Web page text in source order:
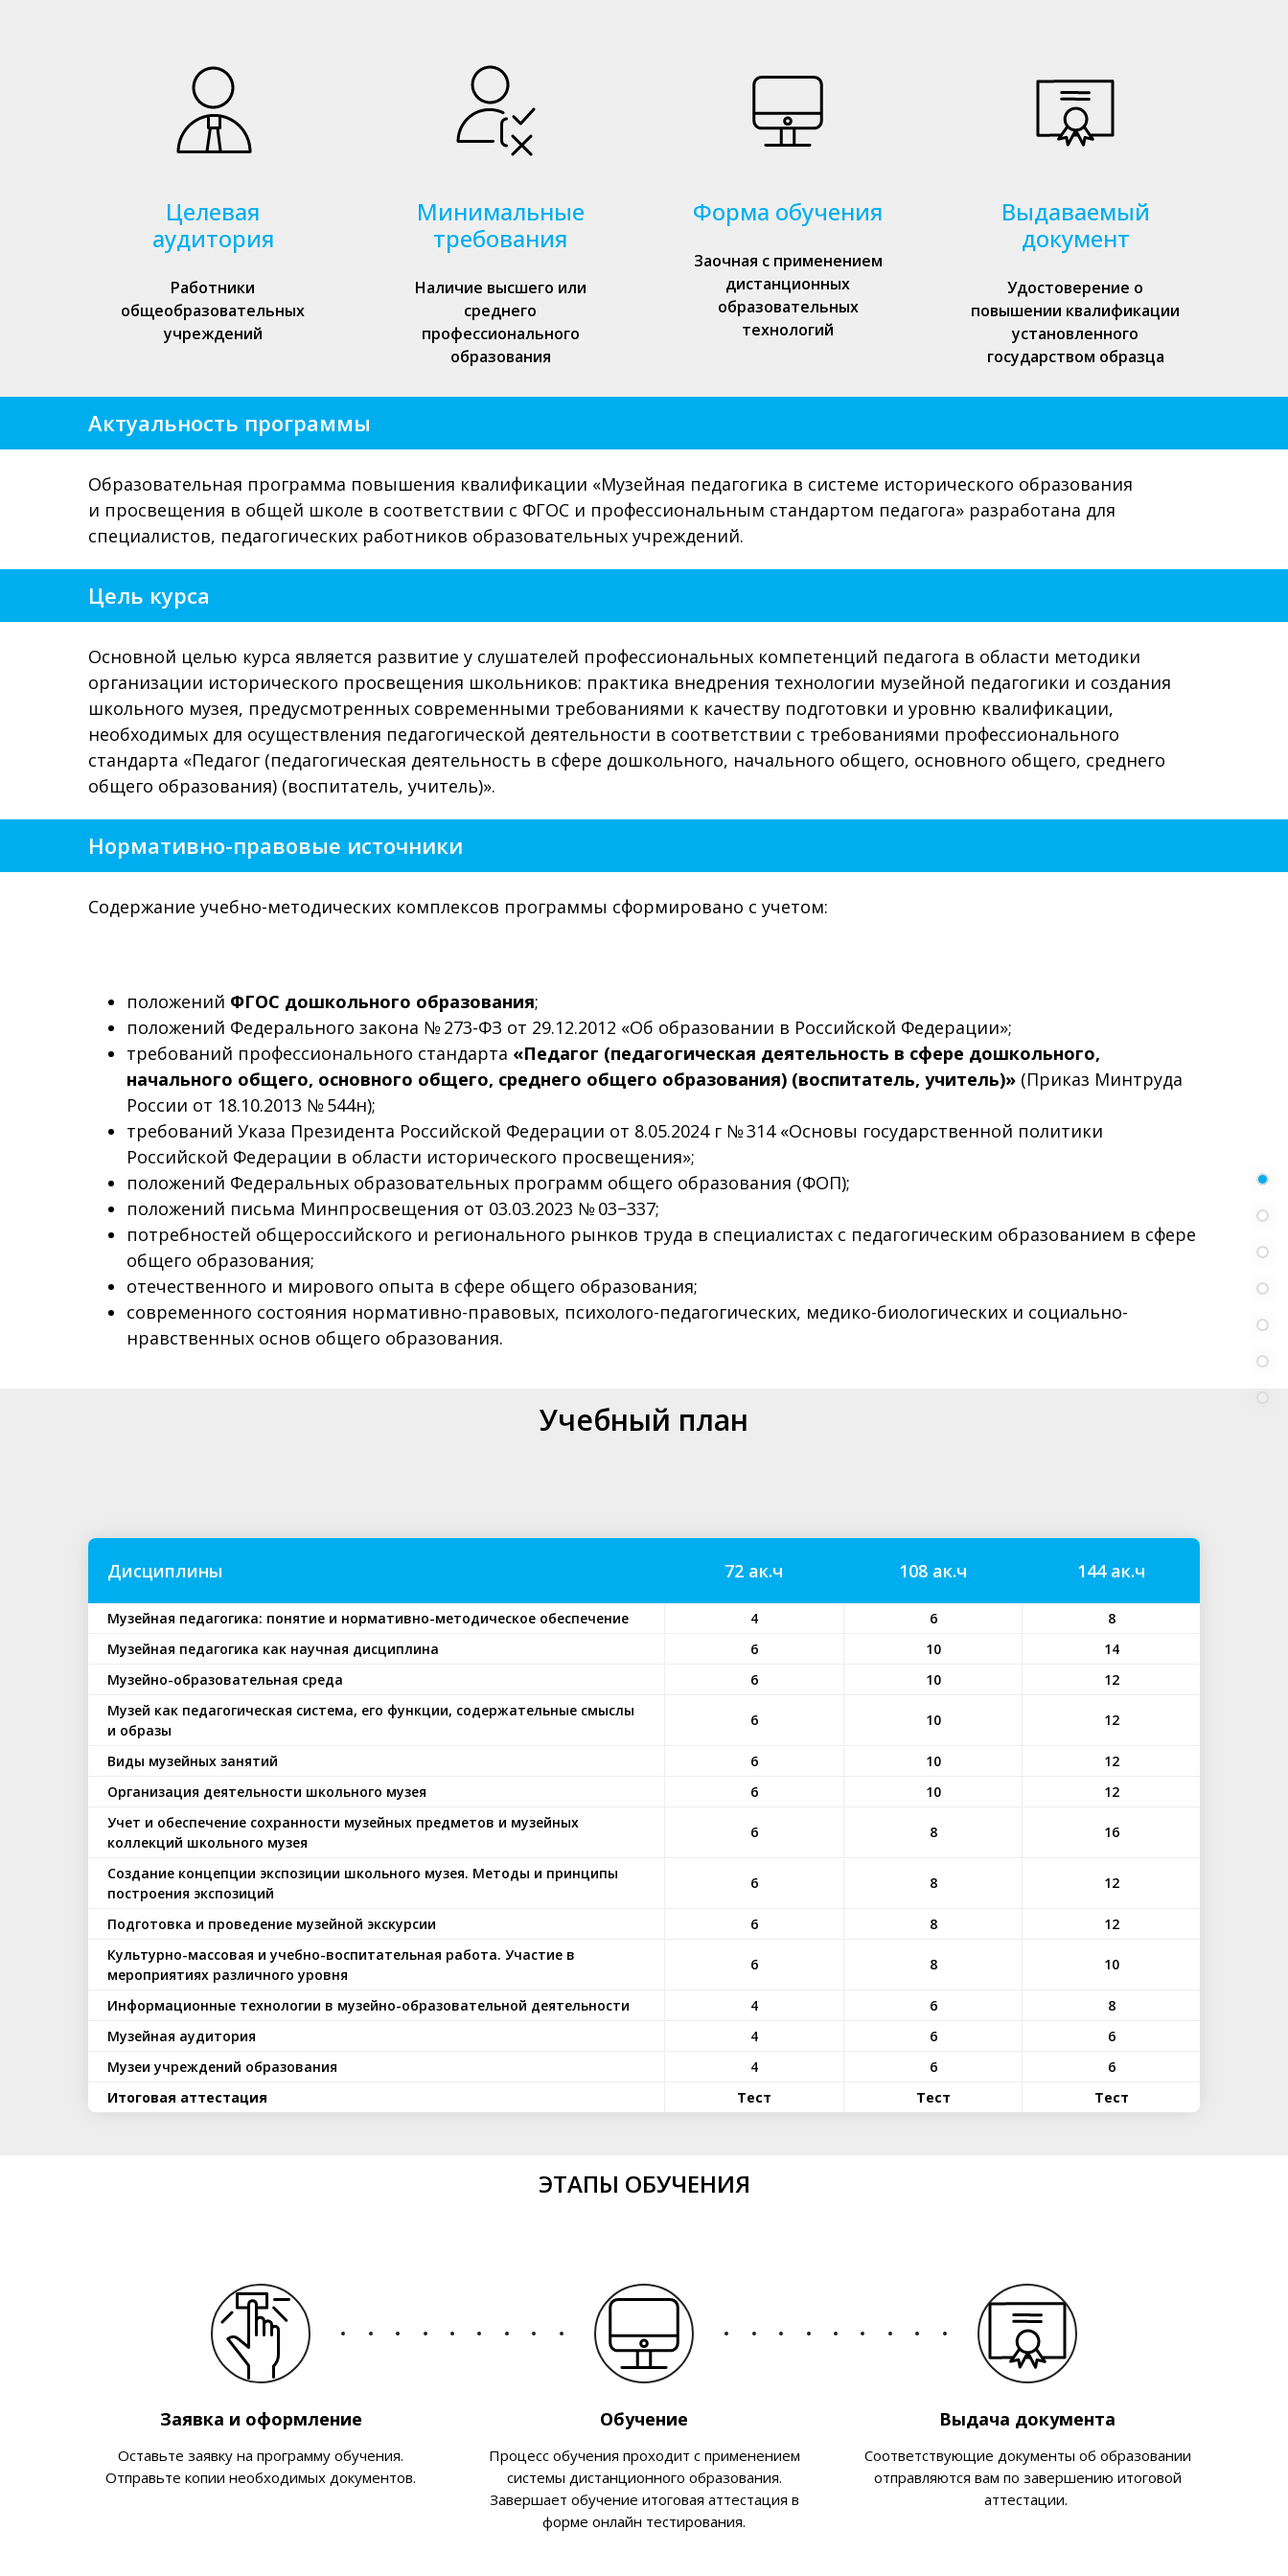
Целевая
аудитория
Работники
общеобразовательных
учреждений
Минимальные
требования
Наличие высшего или
среднего
профессионального
образования
Форма обучения
Заочная с применением
дистанционных
образовательных
технологий
Выдаваемый
документ
Удостоверение о
повышении квалификации
установленного
государством образца
Актуальность программы
Образовательная программа повышения квалификации «Музейная педагогика в системе исторического образования
и просвещения в общей школе в соответствии с ФГОС и профессиональным стандартом педагога» разработана для
специалистов, педагогических работников образовательных учреждений.
Цель курса
Основной целью курса является развитие у слушателей профессиональных компетенций педагога в области методики
организации исторического просвещения школьников: практика внедрения технологии музейной педагогики и создания
школьного музея, предусмотренных современными требованиями к качеству подготовки и уровню квалификации,
необходимых для осуществления педагогической деятельности в соответствии с требованиями профессионального
стандарта «Педагог (педагогическая деятельность в сфере дошкольного, начального общего, основного общего, среднего
общего образования) (воспитатель, учитель)».
Нормативно-правовые источники
Содержание учебно-методических комплексов программы сформировано с учетом:
положений ФГОС дошкольного образования;
положений Федерального закона № 273-ФЗ от 29.12.2012 «Об образовании в Российской Федерации»;
требований профессионального стандарта «Педагог (педагогическая деятельность в сфере дошкольного,
начального общего, основного общего, среднего общего образования) (воспитатель, учитель)» (Приказ Минтруда
России от 18.10.2013 № 544н);
требований Указа Президента Российской Федерации от 8.05.2024 г № 314 «Основы государственной политики
Российской Федерации в области исторического просвещения»;
положений Федеральных образовательных программ общего образования (ФОП);
положений письма Минпросвещения от 03.03.2023 № 03−337;
потребностей общероссийского и регионального рынков труда в специалистах с педагогическим образованием в сфере
общего образования;
отечественного и мирового опыта в сфере общего образования;
современного состояния нормативно-правовых, психолого-педагогических, медико-биологических и социально-
нравственных основ общего образования.
Учебный план
Дисциплины 72 ак.ч 108 ак.ч 144 ак.ч
Музейная педагогика: понятие и нормативно-методическое обеспечение 4 6
8
Музейная педагогика как научная дисциплина
6 10
14
Музейно-образовательная среда
6 10
12
Музей как педагогическая система, его функции, содержательные смыслы
и образы
6 10 12
Виды музейных занятий 6 10
12
Организация деятельности школьного музея
6 10
12
Учет и обеспечение сохранности музейных предметов и музейных
коллекций школьного музея
6 8 16
Создание концепции экспозиции школьного музея. Методы и принципы
построения экспозиций
6 8 12
Подготовка и проведение музейной экскурсии 6 8
12
Культурно-массовая и учебно-воспитательная работа. Участие в
мероприятиях различного уровня
6 8 10
Информационные технологии в музейно-образовательной деятельности 4 6
8
Музейная аудитория
4 6
6
Музеи учреждений образования
4 6
6
Итоговая аттестация
Тест Тест Тест
ЭТАПЫ ОБУЧЕНИЯ
Заявка и оформление
Оставьте заявку на программу обучения.
Отправьте копии необходимых документов.
Обучение
Процесс обучения проходит с применением
системы дистанционного образования.
Завершает обучение итоговая аттестация в
форме онлайн тестирования.
Выдача документа
Соответствующие документы об образовании
отправляются вам по завершению итоговой
аттестации.